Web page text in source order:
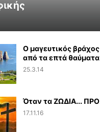
Ο μαγευτικός
από τα επτά
25.3.14
Όταν τα ΖΩΔΙΑ...
17.11.16